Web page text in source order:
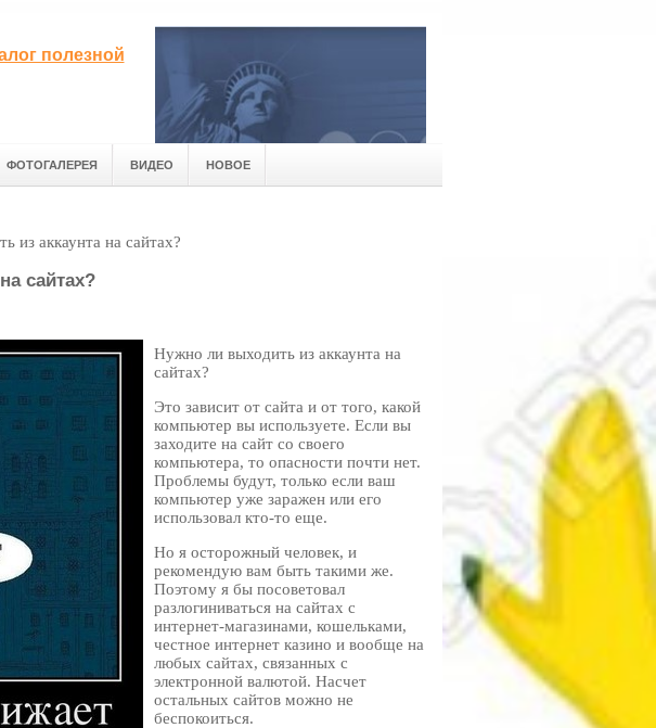
полезной
ФОТОГАЛЕРЕЯ ВИДЕО НОВОЕ
из аккаунта на сайтах?
сайтах?
Нужно ли выходить из аккаунта на
сайтах?
Это зависит от сайта и от того, какой
компьютер вы используете. Если вы
заходите на сайт со своего
компьютера, то опасности почти нет.
Проблемы будут, только если ваш
компьютер уже заражен или его
использовал кто-то еще.
Но я осторожный человек, и
рекомендую вам быть такими же.
Поэтому я бы посоветовал
разлогиниваться на сайтах с
интернет-магазинами, кошельками,
честное интернет казино и вообще на
любых сайтах, связанных с
электронной валютой. Насчет
остальных сайтов можно не
беспокоиться.